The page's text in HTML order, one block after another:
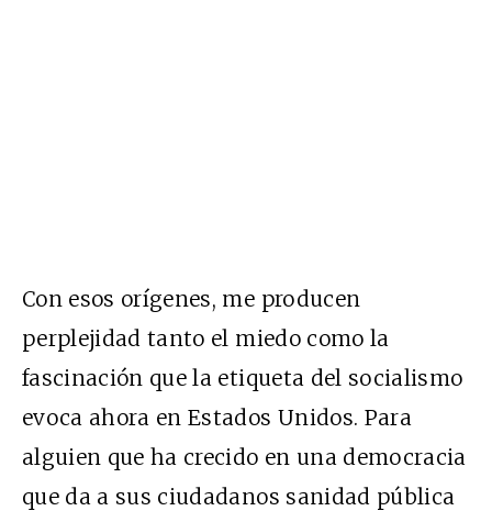
Con esos orígenes, me producen
perplejidad tanto el miedo como la
fascinación que la etiqueta del socialismo
evoca ahora en Estados Unidos. Para
alguien que ha crecido en una democracia
que da a sus ciudadanos sanidad pública